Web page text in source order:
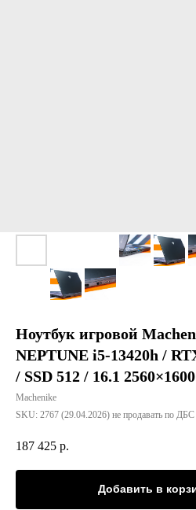
Ноутбук игровой
NEPTUNE i5-13420h /
/ SSD 512 / 16.1
Machenike
SKU: 2767 (29.04.2026) не продавать по
187 425 р.
Добавить в